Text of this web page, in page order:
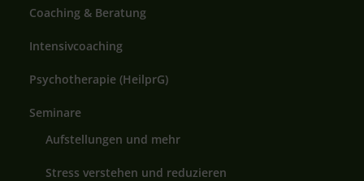
Coaching & Beratung
Intensivcoaching
Psychotherapie (HeilprG)
Seminare
Aufstellungen und mehr
Stress verstehen und reduzieren